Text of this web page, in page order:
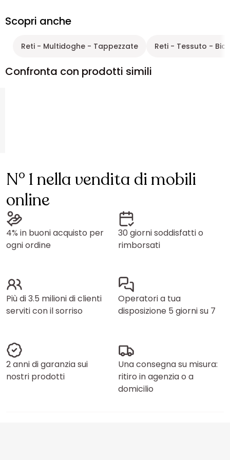
Scopri anche
Reti - Multidoghe - Tappezzate Reti - Tessuto -
Confronta con prodotti simili
N° 1 nella vendita di mobili
online
4% in buoni acquisto per
ogni ordine
30 giorni soddisfatti o
rimborsati
Più di 3.5 milioni di clienti
serviti con il sorriso
Operatori a tua
disposizione 5 giorni su 7
2 anni di garanzia sui
nostri prodotti
Una consegna su misura:
ritiro in agenzia o a
domicilio